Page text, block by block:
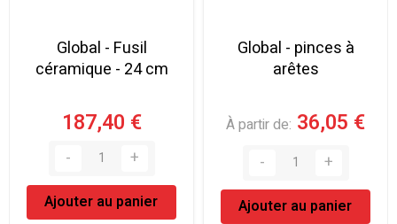
Global - Fusil
céramique - 24 cm
187,40 €
Ajouter au panier
Global - pinces à
arêtes
À partir de 36,05 €
Ajouter au panier